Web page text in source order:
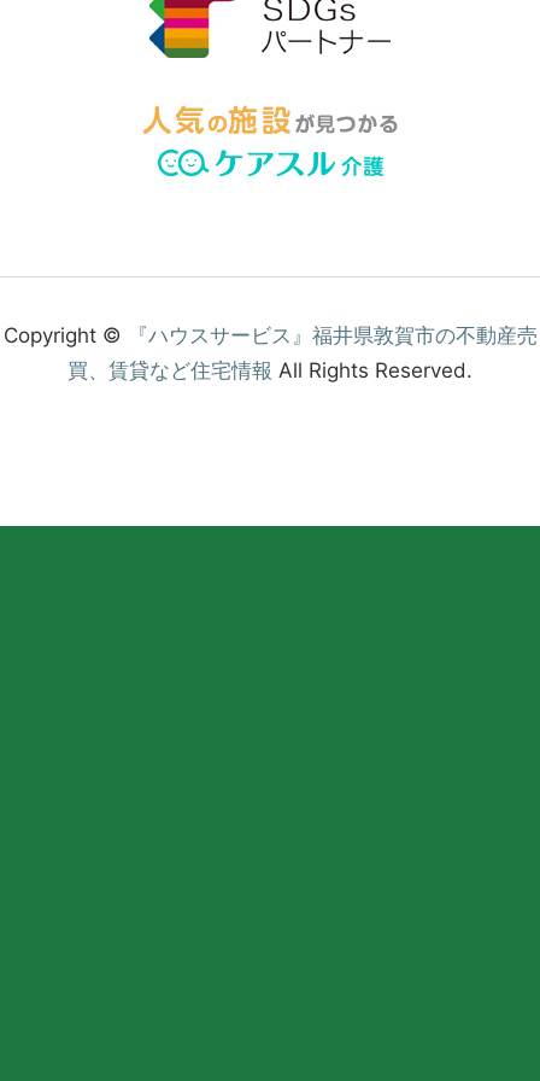
Copyright ©
『ハウスサービス』福井県敦賀市の不動産売
買、賃貸など住宅情報 All Rights Reserved.